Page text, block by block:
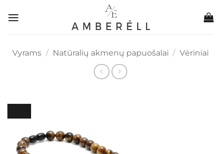
Vyrams / Natūralių akmenų papuošalai / Vėriniai